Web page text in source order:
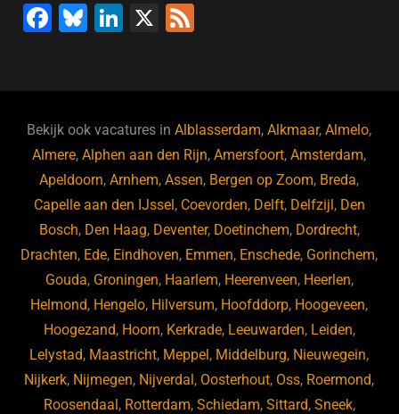
F
b
o
o
k
Bl
ky
Li
dI
n
X
Bekijk ook vacatures inAlblasserdam,Alkmaar,Almelo,
Almere,Alphen aan den Rijn,Amersfoort,Amsterdam,
Apeldoorn,Arnhem,Assen, Bergen op Zoom, Breda,
Capelle aan den IJssel , Coevorden, Delft, Delfzijl , Den
Bosch, Den Haag, Deventer, Doetinchem, Dordrecht,
Drachten, Ede, Eindhoven, Emmen, Enschede, Gorinchem,
Gouda, Groningen, Haarlem, Heerenveen, Heerlen,
Helmond, Hengelo, Hilversum, Hoofddorp, Hoogeveen,
Hoogezand, Hoorn, Kerkrade, Leeuwarden, Leiden,
Lelystad, Maastricht, Meppel , Middelburg, Nieuwegein,
Nijkerk, Nijmegen, Nijverdal , Oosterhout, Oss, Roermond,
Roosendaal , Rotterdam, Schiedam, Sittard, Sneek,